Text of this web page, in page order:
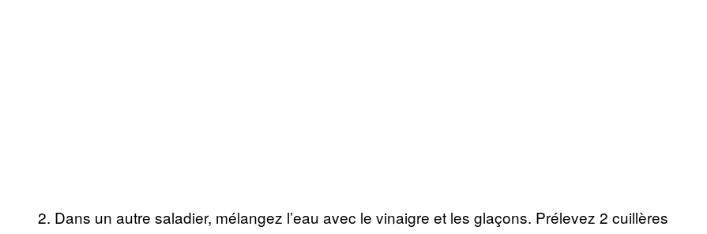
2. Dans un autre saladier, mélangez l’eau avec le vinaigre et les glaçons. Prélevez 2 cuillères